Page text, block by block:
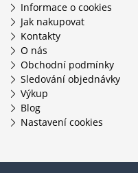
Informace o cookies
Jak nakupovat
Kontakty
O nás
Obchodní podmínky
Sledování objednávky
Výkup
Blog
Nastavení cookies